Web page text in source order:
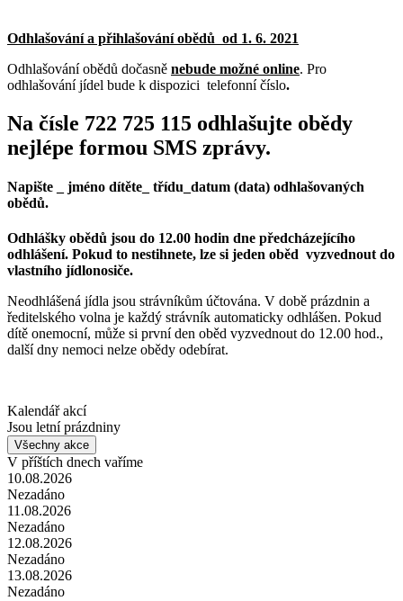
Odhlašování a přihlašování obědů od 1. 6. 2021
Odhlašování obědů dočasně nebude možné online. Pro
odhlašování jídel bude k dispozici telefonní číslo.
Na čísle 722 725 115 odhlašujte obědy
nejlépe formou SMS zprávy.
Napište _ jméno dítěte_ třídu_datum (data) odhlašovaných
obědů.
Odhlášky obědů jsou do 12.00 hodin dne předcházejícího
odhlášení. Pokud to nestihnete, lze si jeden oběd vyzvednout do
vlastního jídlonosiče.
Neodhlášená jídla jsou strávníkům účtována. V době prázdnin a
ředitelského volna je každý strávník automaticky odhlášen. Pokud
dítě onemocní, může si první den oběd vyzvednout do 12.00 hod.,
další dny nemoci nelze obědy odebírat.
Kalendář akcí
Jsou letní prázdniny
Všechny akce
V příštích dnech vaříme
10.08.2026
Nezadáno
11.08.2026
Nezadáno
12.08.2026
Nezadáno
13.08.2026
Nezadáno